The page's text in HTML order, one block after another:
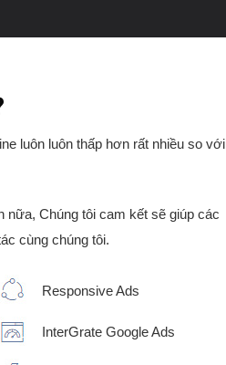
luôn luôn thấp hơn rất nhiều so với
nữa, Chúng tôi cam kết sẽ giúp các
cùng chúng tôi.
Responsive Ads
InterGrate Google Ads